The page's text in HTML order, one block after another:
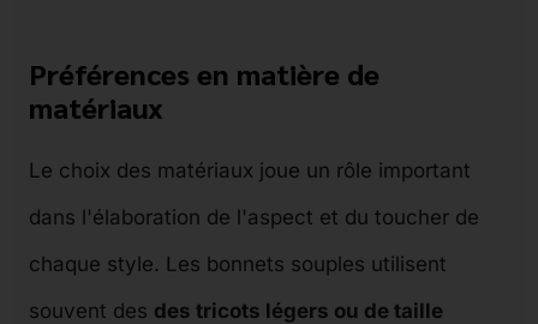
Préférences en matière de
matériaux
Le choix des matériaux joue un rôle important
dans l'élaboration de l'aspect et du toucher de
chaque style. Les bonnets souples utilisent
souvent des des tricots légers ou de taille